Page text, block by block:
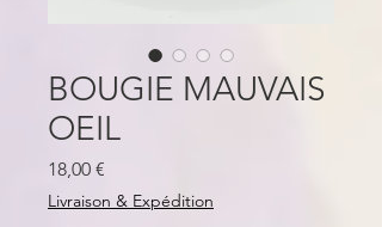
BOUGIE MAUVAIS
OEIL
18,00 €
Livraison & Expédition